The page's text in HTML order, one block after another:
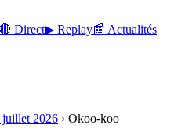
🔴 Direct▶ Replay📰 Actualités
2026 › Okoo-koo